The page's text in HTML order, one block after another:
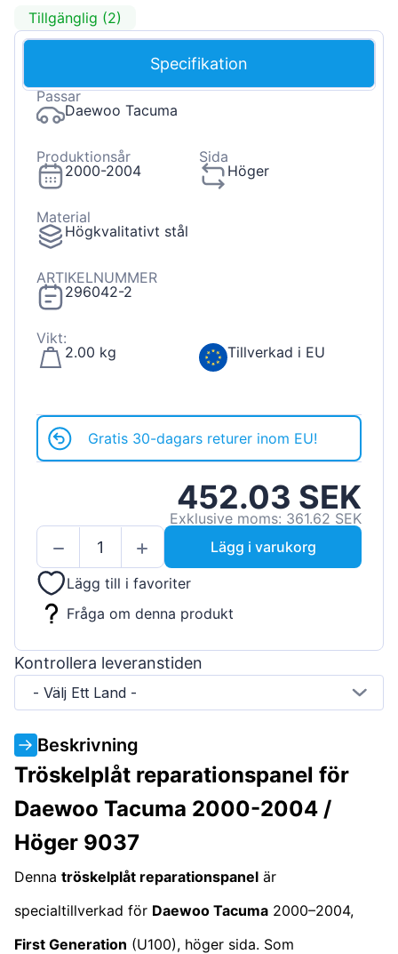
Tillgänglig (2)
Specifikation
Passar
Daewoo Tacuma
Produktionsår
2000-2004
Sida
Höger
Material
Högkvalitativt stål
ARTIKELNUMMER
296042-2
Vikt:
2.00 kg
Tillverkad i EU
Gratis 30-dagars returer inom EU!
452.03 SEK
Exklusive moms: 361.62 SEK
Lägg i varukorg
Lägg till i favoriter
Fråga om denna produkt
Kontrollera leveranstiden
- Välj Ett Land -
Beskrivning
Tröskelplåt reparationspanel för
Daewoo Tacuma 2000-2004 /
Höger 9037
Denna tröskelplåt reparationspanel är
specialtillverkad för Daewoo Tacuma 2000–2004,
First Generation (U100), höger sida. Som